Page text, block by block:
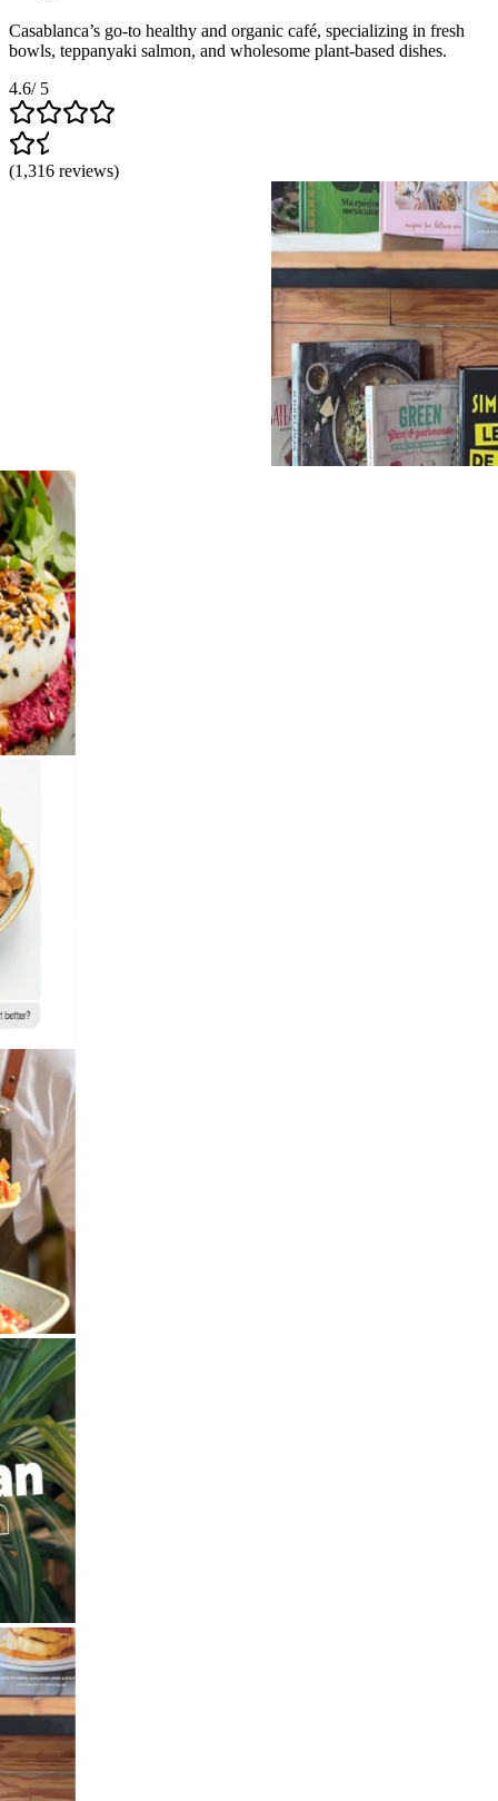
Casablanca’s go-to healthy and organic café, specializing in fresh
bowls, teppanyaki salmon, and wholesome plant-based dishes.
4.6/ 5
(1,316 reviews)